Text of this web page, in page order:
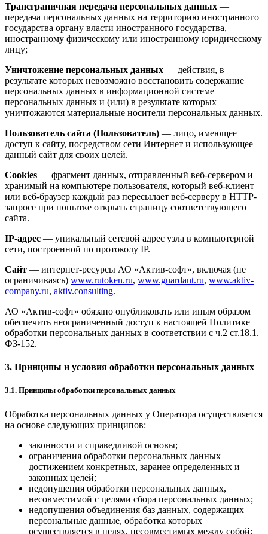
Трансграничная передача персональных данных —
передача персональных данных на территорию иностранного
государства органу власти иностранного государства,
иностранному физическому или иностранному юридическому
лицу;
Уничтожение персональных данных — действия, в
результате которых невозможно восстановить содержание
персональных данных в информационной системе
персональных данных и (или) в результате которых
уничтожаются материальные носители персональных данных.
Пользователь сайта (Пользователь) — лицо, имеющее
доступ к сайту, посредством сети Интернет и использующее
данный сайт для своих целей.
Cookies — фрагмент данных, отправленный веб-сервером и
хранимый на компьютере пользователя, который веб-клиент
или веб-браузер каждый раз пересылает веб-серверу в HTTP-
запросе при попытке открыть страницу соответствующего
сайта.
IP-адрес — уникальный сетевой адрес узла в компьютерной
сети, построенной по протоколу IP.
Сайт — интернет-ресурсы АО «Актив-софт», включая (не
ограничиваясь) www.rutoken.ru, www.guardant.ru, www.aktiv-
company.ru, aktiv.consulting.
АО «Актив-софт» обязано опубликовать или иным образом
обеспечить неограниченный доступ к настоящей Политике
обработки персональных данных в соответствии с ч.2 ст.18.1.
ФЗ-152.
3. Принципы и условия обработки персональных данных
3.1. Принципы обработки персональных данных
Обработка персональных данных у Оператора осуществляется
на основе следующих принципов:
законности и справедливой основы;
ограничения обработки персональных данных
достижением конкретных, заранее определенных и
законных целей;
недопущения обработки персональных данных,
несовместимой с целями сбора персональных данных;
недопущения объединения баз данных, содержащих
персональные данные, обработка которых
осуществляется в целях, несовместимых между собой;